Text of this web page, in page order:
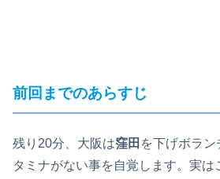
前回までのあらすじ
残り20分、大阪は窪田 を下げボラン
タミナがない事を自覚します。実は